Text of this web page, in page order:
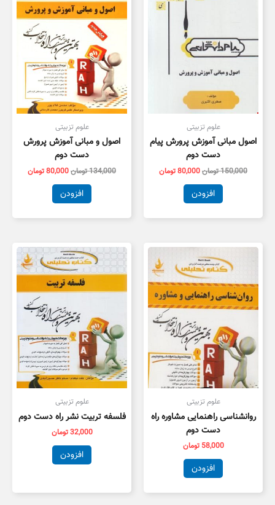
علوم تزبیتی
اصول مبانی آموزش پرورش پیام
دست دوم
150,000تومان80,000تومان
افزودن
علوم تزبیتی
اصول و مبانی آموزش پرورش
دست دوم
134,000تومان80,000تومان
افزودن
علوم تزبیتی
روانشناسی راهنمایی مشاوره راه
دست دوم
58,000 تومان
افزودن
علوم تزبیتی
فلسفه تربیت نشر راه دست دوم
32,000تومان
افزودن